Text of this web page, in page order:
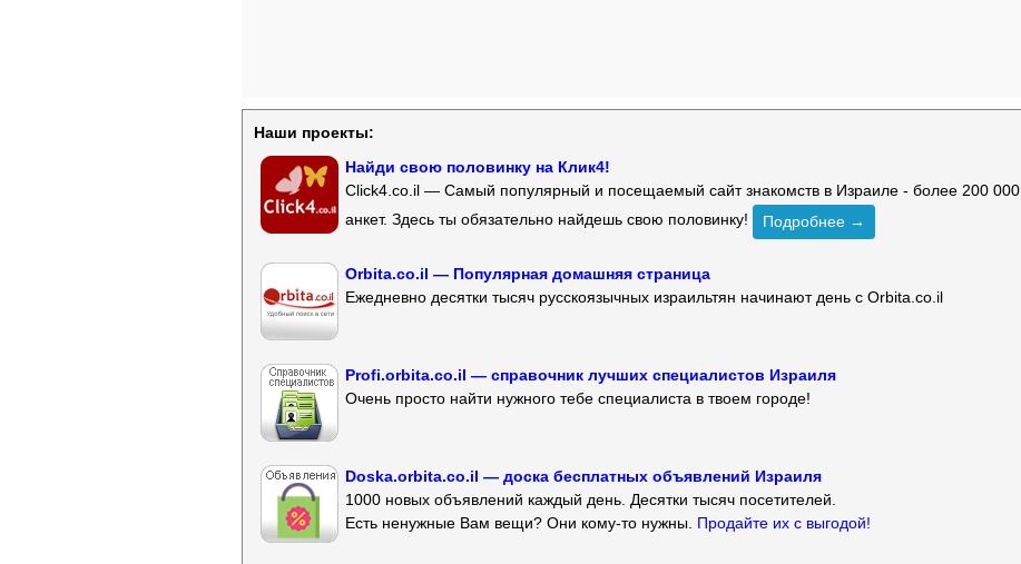
Наши проекты:
Найди свою половинку на Клик4!
Click4.co.il — Самый популярный и посещаемый сайт знакомств в Израиле - более 200 000
анкет. Здесь ты обязательно найдешь свою половинку!
Подробнее →
Orbita.co.il — Популярная домашняя страница
Ежедневно десятки тысяч русскоязычных израильтян начинают день с Orbita.co.il
Profi.orbita.co.il — справочник лучших специалистов Израиля
Очень просто найти нужного тебе специалиста в твоем городе!
Doska.orbita.co.il — доска бесплатных объявлений Израиля
1000 новых объявлений каждый день. Десятки тысяч посетителей.
Есть ненужные Вам вещи? Они кому-то нужны. Продайте их с выгодой!